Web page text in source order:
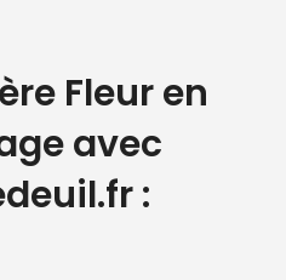
Fleur en
avec
: